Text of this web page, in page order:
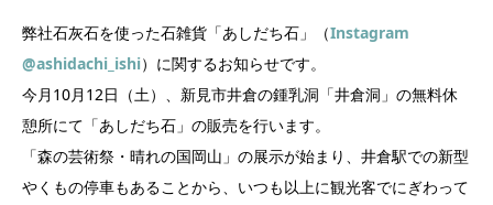
弊社石灰石を使った石雑貨「あしだち石」（Instagram
@ashidachi_ishi）に関するお知らせです。
今月10月12日（土）、新見市井倉の鍾乳洞「井倉洞」の無料休
憩所にて「あしだち石」の販売を行います。
「森の芸術祭・晴れの国岡山」の展示が始まり、井倉駅での新型
やくもの停車もあることから、いつも以上に観光客でにぎわって